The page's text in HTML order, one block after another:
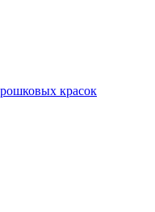
красок